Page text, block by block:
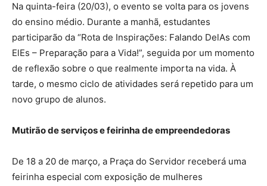
Na quinta-feira (20/03), o evento se volta para os jovens
do ensino médio. Durante a manhã, estudantes
participarão da “Rota de Inspirações: Falando DelAs com
ElEs – Preparação para a Vida!”, seguida por um momento
de reflexão sobre o que realmente importa na vida. À
tarde, o mesmo ciclo de atividades será repetido para um
novo grupo de alunos.
Mutirão de serviços e feirinha de empreendedoras
De 18 a 20 de março, a Praça do Servidor receberá uma
feirinha especial com exposição de mulheres